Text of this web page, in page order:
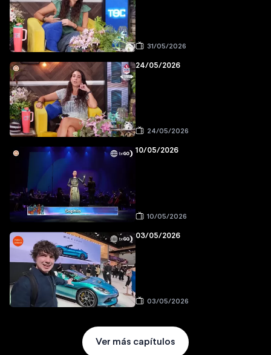
31/05/2026
24/05/2026
24/05/2026
10/05/2026
10/05/2026
03/05/2026
03/05/2026
Ver más capítulos